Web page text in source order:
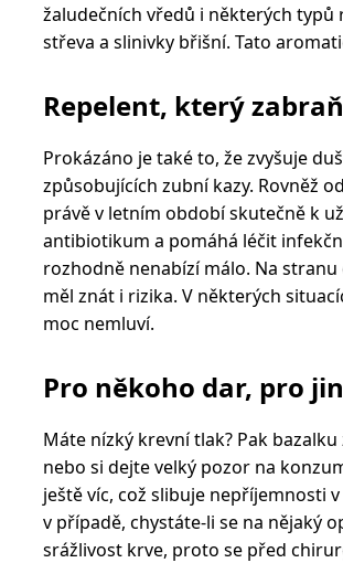
žaludečních vředů i některých
střeva a slinivky břišní. Tato
Repelent, který
Prokázáno je také to, že zvyšuje
způsobujících zubní kazy. Rovněž
právě v letním období skutečně k
antibiotikum a pomáhá léčit
rozhodně nenabízí málo. Na
měl znát i rizika. V některých
moc nemluví.
Pro někoho dar, pro
Máte nízký krevní tlak? Pak
nebo si dejte velký pozor na
ještě víc, což slibuje nepříjemnosti
v případě, chystáte-li se na nějaký
srážlivost krve, proto se před